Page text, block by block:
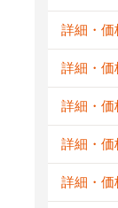
詳細・
詳細・
詳細・
詳細・
詳細・